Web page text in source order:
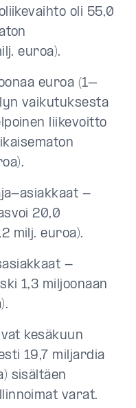
oli 55,0
euroa).
euroa (1–
vaikutuksesta
liikevoitto
asiakkaat -
20,0
milj. euroa).
-
1,3 miljoonaan
kesäkuun
19,7 miljardia
sisältäen
varat.